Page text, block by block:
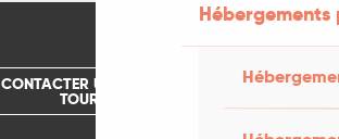
CONTACTER UN OFFICE DE
TOURISME